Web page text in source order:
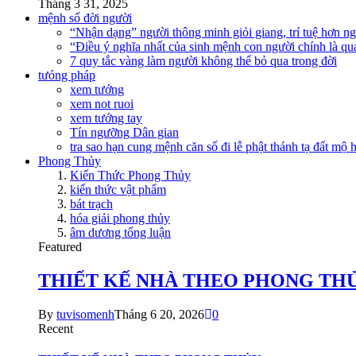
Tháng 3 31, 2025
mệnh số đời người
“Nhận dạng” người thông minh giỏi giang, trí tuệ hơn
“Điều ý nghĩa nhất của sinh mệnh con người chính là
7 quy tắc vàng làm người không thể bỏ qua trong đời
tưóng pháp
xem tướng
xem not ruoi
xem tướng tay
Tín ngưỡng Dân gian
tra sao hạn cung mệnh căn số đi lễ phật thánh tạ đất mộ
Phong Thủy
Kiến Thức Phong Thủy
kiến thức vật phẩm
bát trạch
hóa giải phong thủy
âm dương tổng luận
Featured
THIẾT KẾ NHÀ THEO PHONG
By tuvisomenhTháng 6 20, 2026 0
Recent